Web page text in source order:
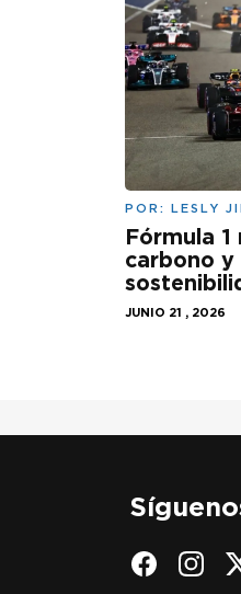
POR: LESLY
Fórmula 1
carbono y
JUNIO 21 , 2026